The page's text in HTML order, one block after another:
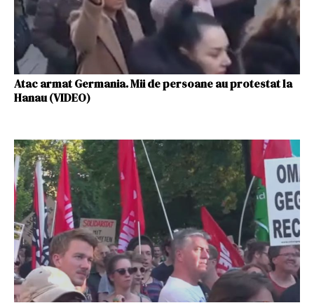
Atac armat Germania. Mii de persoane au protestat la
Hanau (VIDEO)